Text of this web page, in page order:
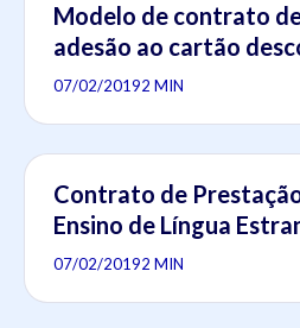
Modelo de contrato
adesão ao cartão
07/02/20192 MIN
Contrato de
Ensino de Língua
07/02/20192 MIN